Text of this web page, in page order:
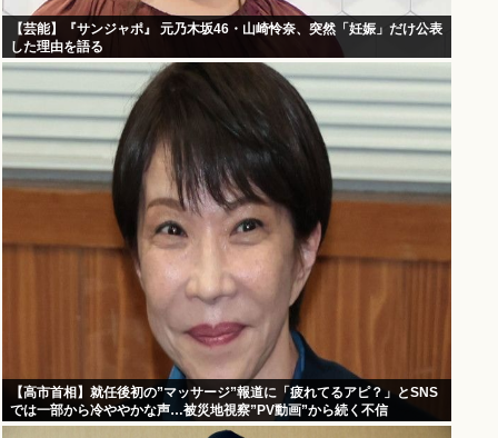
【芸能】『サンジャポ』 元乃木坂46・山崎怜奈、突然「妊娠」だけ公表
した理由を語る
【高市首相】就任後初の”マッサージ”報道に「疲れてるアピ？」とSNS
では一部から冷ややかな声…被災地視察”PV動画”から続く不信